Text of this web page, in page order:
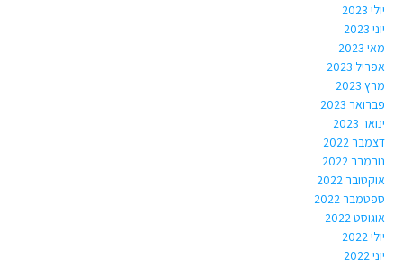
יולי 2023
יוני 2023
מאי 2023
אפריל 2023
מרץ 2023
פברואר 2023
ינואר 2023
דצמבר 2022
נובמבר 2022
אוקטובר 2022
ספטמבר 2022
אוגוסט 2022
יולי 2022
יוני 2022